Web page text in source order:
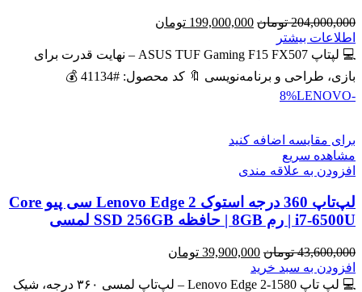
204,000,000 تومان قیمت
204,000,000 تومان
199,000,000 تومان
199,000,000 تومان
است.
اطلاعات بیشتر
💻 لپتاپ ASUS TUF Gaming F15 FX507 – نهایت قدرت برای
بازی، طراحی و برنامه‌نویسی 🔖 کد محصول: #41134 💰
-8%
LENOVO
برای مقایسه اضافه کنید
مشاهده سریع
افزودن به علاقه مندی
لپ‌تاپ 360 درجه استوک Lenovo Edge 2 سی پیو Core
i7-6500U | رم 8GB | حافظه SSD 256GB لمسی
43,600,000 تومان قیمت
اصلی
43,600,000 تومان
39,900,000 تومان
39,900,000 تومان
افزودن به سبد خرید
💻 لپ تاپ Lenovo Edge 2-1580 – لپ‌تاپ لمسی ۳۶۰ درجه، شیک